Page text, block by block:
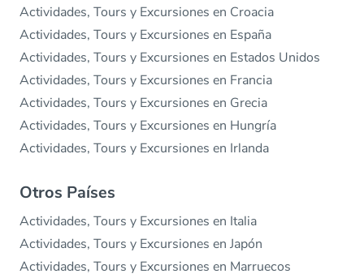
Actividades, Tours y Excursiones en Croacia
Actividades, Tours y Excursiones en España
Actividades, Tours y Excursiones en Estados Unidos
Actividades, Tours y Excursiones en Francia
Actividades, Tours y Excursiones en Grecia
Actividades, Tours y Excursiones en Hungría
Actividades, Tours y Excursiones en Irlanda
Otros Países
Actividades, Tours y Excursiones en Italia
Actividades, Tours y Excursiones en Japón
Actividades, Tours y Excursiones en Marruecos